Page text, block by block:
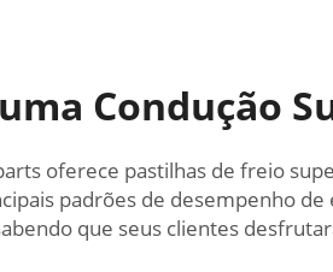
Condução
oferece pastilhas de freio
padrões de desempenho
que seus clientes